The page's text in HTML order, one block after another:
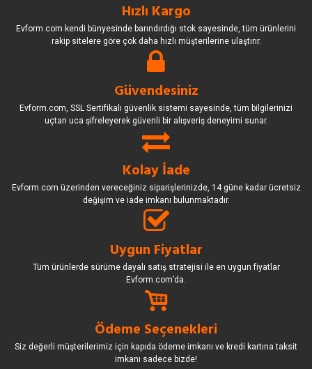
Hızlı Kargo
Evform.com kendi bünyesinde barındırdığı stok sayesinde, tüm ürünlerini
rakip sitelere göre çok daha hızlı müşterilerine ulaştırır.
Güvendesiniz
Evform.com, SSL Sertifikalı güvenlik sistemi sayesinde, tüm bilgilerinizi
uçtan uca şifreleyerek güvenli bir alışveriş deneyimi sunar.
Kolay İade
Evform.com üzerinden vereceğiniz siparişlerinizde, 14 güne kadar ücretsiz
değişim ve iade imkanı bulunmaktadır.
Uygun Fiyatlar
Tüm ürünlerde sürüme dayalı satış stratejisi ile en uygun fiyatlar
Evform.com’da.
Ödeme Seçenekleri
Siz değerli müşterilerimiz için kapıda ödeme imkanı ve kredi kartına taksit
imkanı sadece bizde!